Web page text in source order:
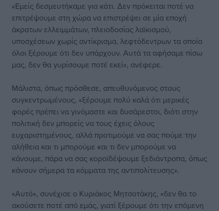
«Εμείς δεσμευτήκαμε για κάτι. Δεν πρόκειται ποτέ να
επιτρέψουμε στη χώρα να επιστρέψει σε μία εποχή
άκρατων ελλειμμάτων, πλειοδοσίας λαϊκισμού,
υποσχέσεων χωρίς αντίκρισμα, λεφτόδεντρων τα οποία
όλοι ξέρουμε ότι δεν υπάρχουν. Αυτά τα αφήσαμε πίσω
μας, δεν θα γυρίσουμε ποτέ εκεί», ανέφερε.
Μάλιστα, όπως πρόσθεσε, απευθυνόμενος στους
συγκεντρωμένους, «ξέρουμε πολύ καλά ότι μερικές
φορές πρέπει να γινόμαστε και δυσάρεστοι, διότι στην
πολιτική δεν μπορείς να τους έχεις όλους
ευχαριστημένους, αλλά προτιμούμε να σας πούμε την
αλήθεια και τι μπορούμε και τι δεν μπορούμε να
κάνουμε, πάρα να σας κοροϊδέψουμε ξεδιάντροπα, όπως
κάνουν σήμερα τα κόμματα της αντιπολίτευσης».
«Αυτό», συνέχισε ο Κυριάκος Μητσοτάκης, «δεν θα το
ακούσετε ποτέ από εμάς, γιατί ξέρουμε ότι την επόμενη